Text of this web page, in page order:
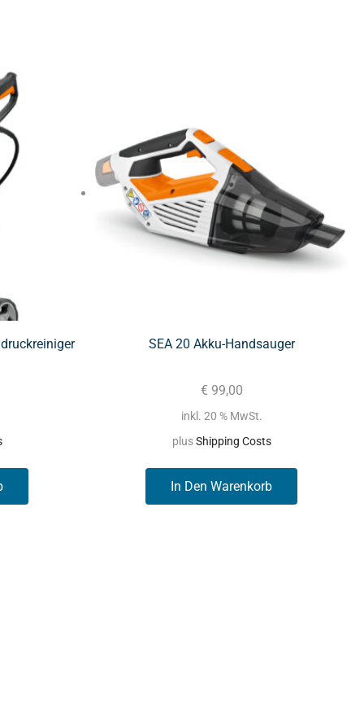
SEA 20 Akku-Handsauger
€ 99,00
inkl. 20 % MwSt.
plusShipping Costs
In Den Warenkorb